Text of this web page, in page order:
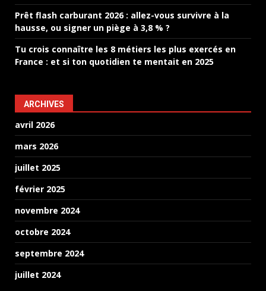
Prêt flash carburant 2026 : allez-vous survivre à la
hausse, ou signer un piège à 3,8 % ?
Tu crois connaître les 8 métiers les plus exercés en
France : et si ton quotidien te mentait en 2025
ARCHIVES
avril 2026
mars 2026
juillet 2025
février 2025
novembre 2024
octobre 2024
septembre 2024
juillet 2024